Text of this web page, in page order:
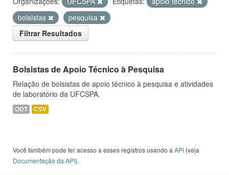
bolsistas
pesquisa
Filtrar Resultados
Bolsistas de Apoio Técnico à Pesquisa
Relação de bolsistas de apoio técnico à pesquisa e atividades
de laboratório da UFCSPA.
ODT CSV
Você também pode ter acesso a esses registros usando a API (veja
Documentação da API).